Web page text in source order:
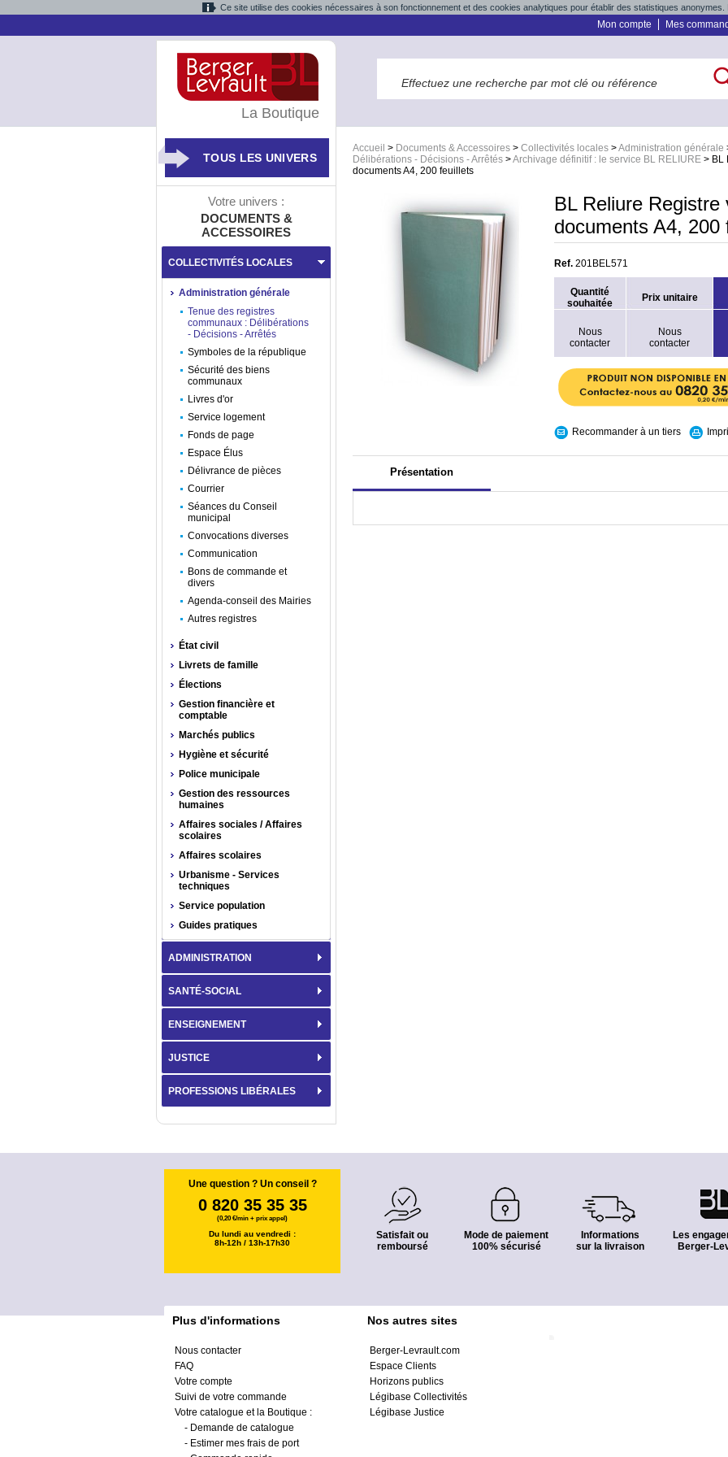
Ce site utilise des cookies nécessaires à son fonctionnement et des cookies analytiques pour établir des statistiques
Mon compte Mes
Accueil > Documents & Accessoires > Collectivités locales >Administration générale
Délibérations - Décisions - Arrêtés >Archivage définitif : le service BL RELIURE > BL
documents A4, 200 feuillets
BL Reliure
documents A4, 200
Ref. 201BEL571
Quantité
souhaitée
Prix unitaire
Nous
contacter
Nous
contacter
Recommander à un tiers
Présentation
La Boutique
TOUS LES UNIVERS
Votre univers :
DOCUMENTS &
ACCESSOIRES
COLLECTIVITÉS LOCALES
Administration générale
Tenue des registres
communaux : Délibérations
- Décisions - Arrêtés
Symboles de la république
Sécurité des biens
communaux
Livres d'or
Service logement
Fonds de page
Espace Élus
Délivrance de pièces
Courrier
Séances du Conseil
municipal
Convocations diverses
Communication
Bons de commande et
divers
Agenda-conseil des Mairies
Autres registres
État civil
Livrets de famille
Élections
Gestion financière et
comptable
Marchés publics
Hygiène et sécurité
Police municipale
Gestion des ressources
humaines
Affaires sociales / Affaires
scolaires
Affaires scolaires
Urbanisme - Services
techniques
Service population
Guides pratiques
ADMINISTRATION
SANTÉ-SOCIAL
ENSEIGNEMENT
JUSTICE
PROFESSIONS LIBÉRALES
Une question ? Un conseil ?
0 820 35 35 35
(0,20 €/min + prix appel)
Du lundi au vendredi :
8h-12h / 13h-17h30
Satisfait ou
remboursé
Mode de paiement
100% sécurisé
Informations
sur la livraison
Les
Berger-
Plus d'informations
Nous contacter
FAQ
Votre compte
Suivi de votre commande
Votre catalogue et la Boutique :
- Demande de catalogue
- Estimer mes frais de port
Nos autres sites
Berger-Levrault.com
Espace Clients
Horizons publics
Légibase Collectivités
Légibase Justice